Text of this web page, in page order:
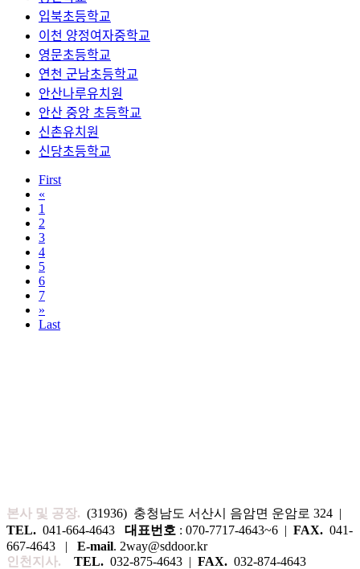
입북초등학교
이천 양정여자중학교
영문초등학교
연천 군남초등학교
안산나루유치원
안산 중앙 초등학교
신촌유치원
신당초등학교
First
«
1
2
3
4
5
6
7
»
Last
본사 및 공장. (31936) 충청남도 서산시 음암면 운암로 324 |
TEL. 041-664-4643 대표번호 : 070-7717-4643~6 | FAX. 041-
667-4643 | E-mail. 2way@sddoor.kr
인천지사.
TEL. 032-875-4643 | FAX. 032-874-4643